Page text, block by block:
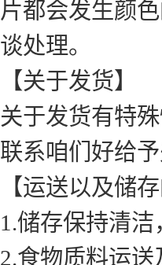
片都会发生颜
谈处理。
【关于发货】
关于发货有特
联系咱们好给予
【运送以及储
1.储存保持清
2.食物质料运